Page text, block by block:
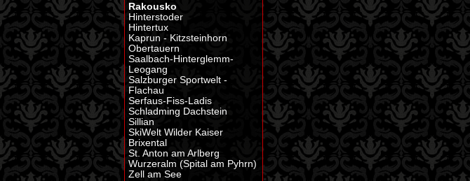
Rakousko
Hinterstoder
Hintertux
Kaprun - Kitzsteinhorn
Obertauern
Saalbach-Hinterglemm-
Leogang
Salzburger Sportwelt -
Flachau
Serfaus-Fiss-Ladis
Schladming Dachstein
Sillian
SkiWelt Wilder Kaiser
Brixental
St. Anton am Arlberg
Wurzeralm (Spital am Pyhrn)
Zell am See